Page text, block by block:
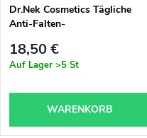
Dr.Nek Cosmetics Tägliche
Anti-Falten-
18,50 €
Auf Lager >5 St
WARENKORB